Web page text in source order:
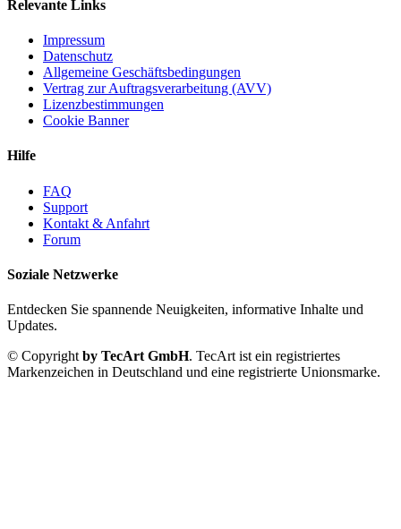
Relevante Links
Impressum
Datenschutz
Allgemeine Geschäftsbedingungen
Vertrag zur Auftragsverarbeitung (AVV)
Lizenzbestimmungen
Cookie Banner
Hilfe
FAQ
Support
Kontakt & Anfahrt
Forum
Soziale Netzwerke
Entdecken Sie spannende Neuigkeiten, informative Inhalte und
Updates.
© Copyright by TecArt GmbH. TecArt ist ein registriertes
Markenzeichen in Deutschland und eine registrierte Unionsmarke.